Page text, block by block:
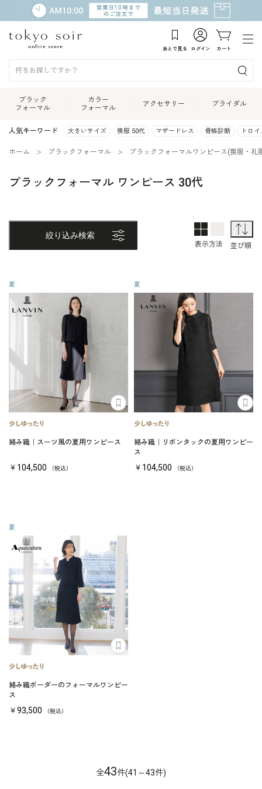
あとで見る ログイン カート
ブラック
フォーマル
カラー
フォーマル
アクセサリー ブライダル
人気キーワード 大きいサイズ 喪服 50代 マザードレス 骨格診断 トロ
ホーム ブラックフォーマル ブラックフォーマルワンピース(喪服・礼
ブラックフォーマル ワンピース 30代
絞り込み検索
表示方法
1列表示
並び順
絡み織｜スーツ風の夏用ワンピース
￥104,500 （税込）
絡み織｜リボンタックの夏用ワンピー
ス
￥104,500 （税込）
絡み織ボーダーのフォーマルワンピー
ス
￥93,500 （税込）
全43件(41～43件)